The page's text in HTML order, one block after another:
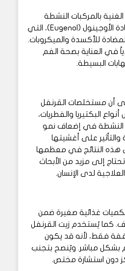
بالمركبات النشطة
بيولوجياً، وعلى رأسها مادة الأوجينول (Eugenol)، التي
للأكسدة والميكروبات.
في العناية بصحة الفم
البسيطة.
أن مستخلصات القرنفل
البكتيريا والفطريات،
النشطة في إضعاف نمو
والتأثير على أغشيتها
هذه النتائج في معظمها
إلى مزيد من الأبحاث
لدى الإنسان.
غذائية صغيرة ضمن
كما يُستخدم زيت القرنفل
فقط، لأنه قد يكون
بشكل مباشر. ويُنصح بتجنب
دون استشارة مختص.